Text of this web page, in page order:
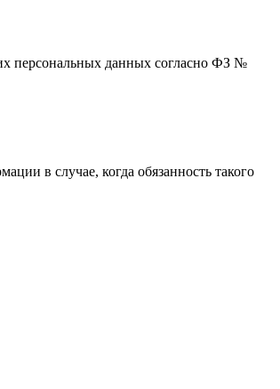
персональных данных согласно ФЗ №
в случае, когда обязанность такого